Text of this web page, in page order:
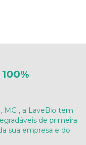
MG , a LaveBio tem
de primeira
sua empresa e do